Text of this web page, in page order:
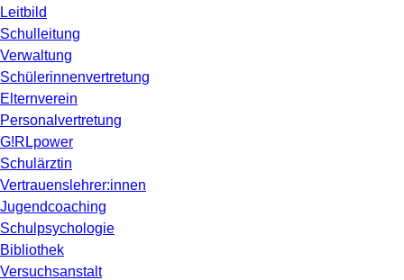
Leitbild
Schulleitung
Verwaltung
Schülerinnenvertretung
Elternverein
Personalvertretung
G!RLpower
Schulärztin
Vertrauenslehrer:innen
Jugendcoaching
Schulpsychologie
Bibliothek
Versuchsanstalt